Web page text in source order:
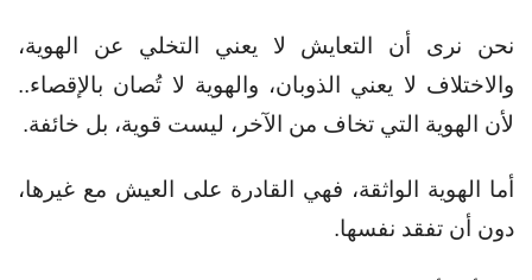
نحن نرى أن التعايش لا يعني التخلي عن الهوية،
والاختلاف لا يعني الذوبان، والهوية لا تُصان بالإقصاء..
لأن
الهوية التي تخاف من الآخر، ليست قوية، بل خائفة.
أما الهوية الواثقة، فهي القادرة على العيش مع غيرها،
دون أن تفقد نفسها.